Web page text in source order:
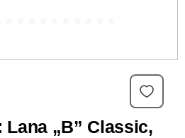
„B” Classic,